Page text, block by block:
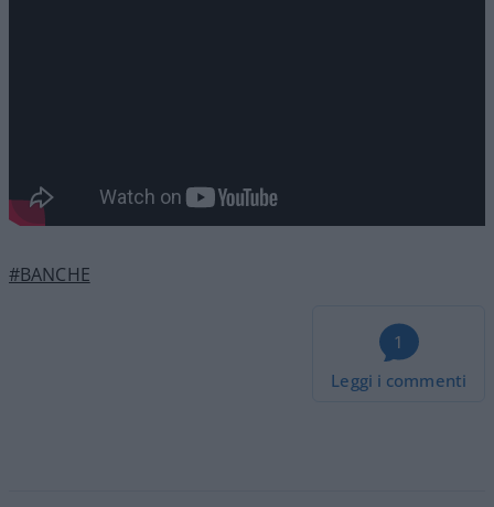
#BANCHE
1
Leggi i commenti